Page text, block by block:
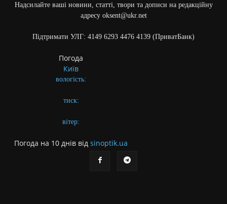
Надсилайте ваші новини, статті, твори та дописи на редакційну
адресу oksent@ukr.net
Підтримати УЛГ: 4149 6293 4476 4139 (ПриватБанк)
Погода
Київ
вологість:
тиск:
вітер:
Погода на 10 днів від sinoptik.ua